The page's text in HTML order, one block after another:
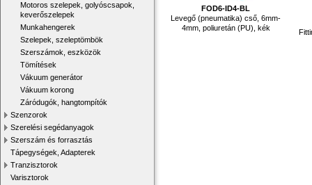
Motoros szelepek, golyóscsapok,
keverőszelepek
Munkahengerek
Szelepek, szeleptömbök
Szerszámok, eszközök
Tömítések
Vákuum generátor
Vákuum korong
Záródugók, hangtompítók
Szenzorok
Szerelési segédanyagok
Szerszám és forrasztás
Tápegységek, Adapterek
Tranzisztorok
Varisztorok
FOD6-ID4-BL
Levegő (pneumatika) cső, 6mm-
4mm, poliuretán (PU), kék